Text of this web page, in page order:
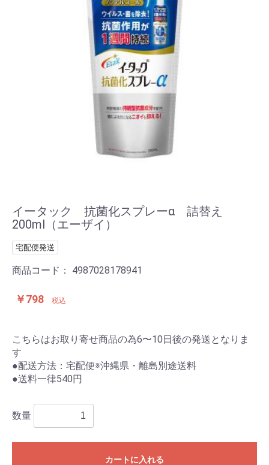
イータック 抗菌化スプレーα 詰替え
200ml（エーザイ）
宅配便発送
商品コード： 4987028178941
￥798 税込
こちらはお取り寄せ商品の為6〜10日後の発送となりま
す
●配送方法：宅配便※沖縄県・離島別途送料
●送料一律540円
数量
カートに入れる